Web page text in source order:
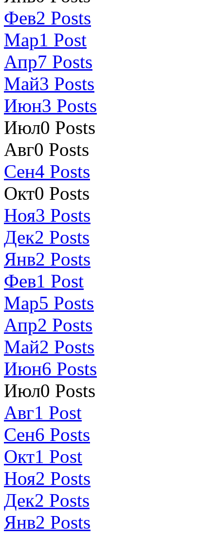
Фев2 Posts
Мар1 Post
Апр7 Posts
Май3 Posts
Июн3 Posts
Июл0 Posts
Авг0 Posts
Сен4 Posts
Окт0 Posts
Ноя3 Posts
Дек2 Posts
Янв2 Posts
Фев1 Post
Мар5 Posts
Апр2 Posts
Май2 Posts
Июн6 Posts
Июл0 Posts
Авг1 Post
Сен6 Posts
Окт1 Post
Ноя2 Posts
Дек2 Posts
Янв2 Posts